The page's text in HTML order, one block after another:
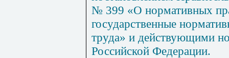
№ 399 «О нормативных
государственные
труда» и действующими
Российской Федерации.